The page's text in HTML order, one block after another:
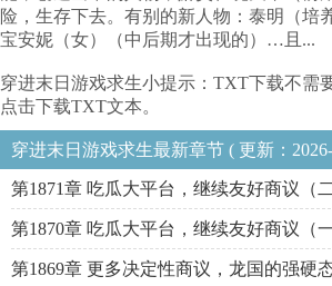
险，生存下去。有别的新人物：泰明（培
宝安妮（女）（中后期才出现的）…且...
穿进末日游戏求生小提示：TXT下载不需
点击下载TXT文本。
穿进末日游戏求生最新章节 ( 更新：2026-
第1871章 吃瓜大平台，继续友好商议（
第1870章 吃瓜大平台，继续友好商议（
第1869章 更多决定性商议，龙国的强硬